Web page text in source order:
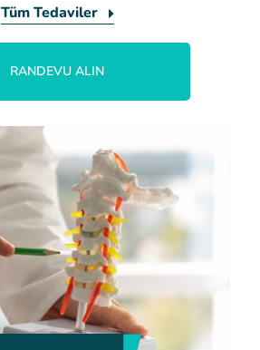
Tüm Tedaviler
RANDEVU ALIN